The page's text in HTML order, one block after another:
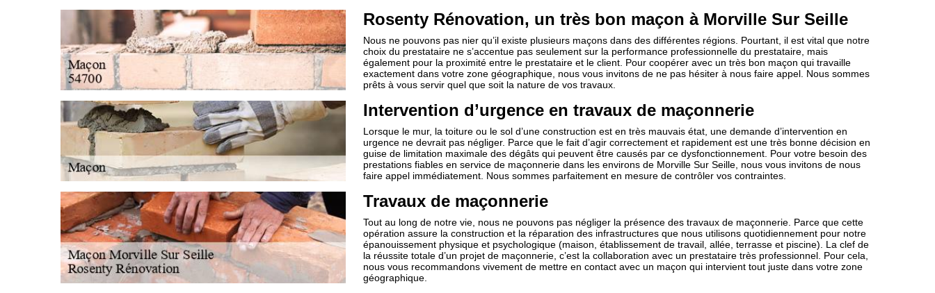
Rosenty Rénovation, un très bon maçon à Morville Sur Seille
Nous ne pouvons pas nier qu’il existe plusieurs maçons dans des différentes régions. Pourtant, il est vital que notre
choix du prestataire ne s’accentue pas seulement sur la performance professionnelle du prestataire, mais
également pour la proximité entre le prestataire et le client. Pour coopérer avec un très bon maçon qui travaille
exactement dans votre zone géographique, nous vous invitons de ne pas hésiter à nous faire appel. Nous sommes
prêts à vous servir quel que soit la nature de vos travaux.
Intervention d’urgence en travaux de maçonnerie
Lorsque le mur, la toiture ou le sol d’une construction est en très mauvais état, une demande d’intervention en
urgence ne devrait pas négliger. Parce que le fait d’agir correctement et rapidement est une très bonne décision en
guise de limitation maximale des dégâts qui peuvent être causés par ce dysfonctionnement. Pour votre besoin des
prestations fiables en service de maçonnerie dans les environs de Morville Sur Seille, nous vous invitons de nous
faire appel immédiatement. Nous sommes parfaitement en mesure de contrôler vos contraintes.
Travaux de maçonnerie
Tout au long de notre vie, nous ne pouvons pas négliger la présence des travaux de maçonnerie. Parce que cette
opération assure la construction et la réparation des infrastructures que nous utilisons quotidiennement pour notre
épanouissement physique et psychologique (maison, établissement de travail, allée, terrasse et piscine). La clef de
la réussite totale d’un projet de maçonnerie, c’est la collaboration avec un prestataire très professionnel. Pour cela,
nous vous recommandons vivement de mettre en contact avec un maçon qui intervient tout juste dans votre zone
géographique.